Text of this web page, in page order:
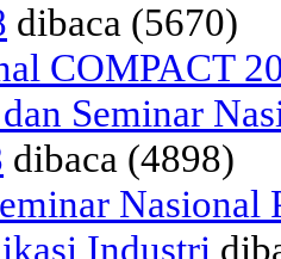
dibaca (5670)
COMPACT
Seminar
dibaca (4898)
Industri